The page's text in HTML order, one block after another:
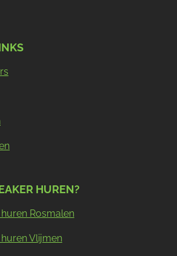
HUREN?
Rosmalen
Vlijmen